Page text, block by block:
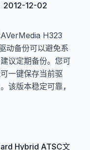
2012-12-02
H323
动备份可以避免系
议定期备份。您可
一键保存当前驱
该版本稳定可靠，
Hybrid ATSC文